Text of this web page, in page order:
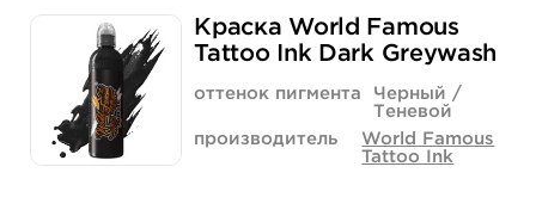
Количество
850 руб.
купить
1 400 руб.
купить
Краска World Famous
Tattoo Ink Dark Greywash
оттенок пигмента
Черный /
Теневой
производитель
World Famous
Tattoo Ink